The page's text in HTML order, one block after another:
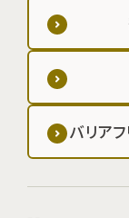
バリア